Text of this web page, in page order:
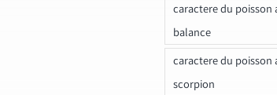
caractere du poisson
balance
caractere du poisson
scorpion